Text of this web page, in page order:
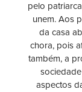
pelo
unem. Aos
da casa
chora, pois
também, a
aspectos